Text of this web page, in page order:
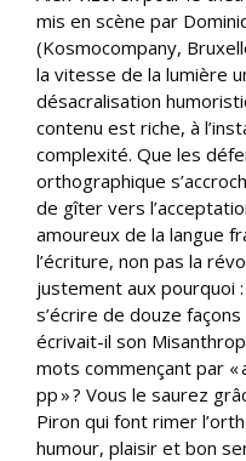
mis en scène par
(Kosmocompany,
la vitesse de la lumière
désacralisation
contenu est riche, à
complexité. Que les
orthographique
de gîter vers
amoureux de la langue
l’écriture, non pas la
justement aux pourquoi
s’écrire de douze
écrivait-il son
mots commençant par «
pp » ? Vous le saurez
Piron qui font rimer
humour, plaisir et bon